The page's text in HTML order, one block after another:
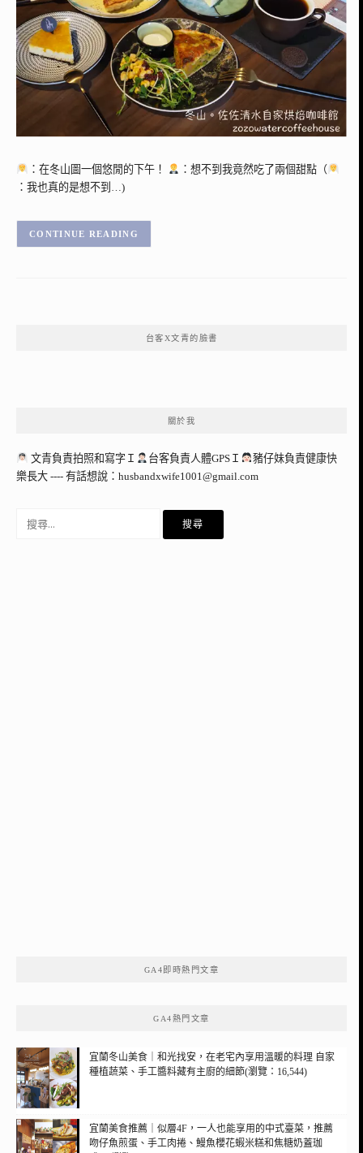
：在冬山圖一個悠閒的下午！
：想不到我竟然吃了兩個甜點（
：我也真的是想不到…)
CONTINUE READING
台客X文青的臉書
關於我
文青負責拍照和寫字Ｉ 台客負責人體GPSＩ
豬仔妹負責健康快
樂長大 ---- 有話想說： husbandxwife1001@gmail.com
GA4即時熱門文章
GA4熱門文章
宜蘭冬山美食｜和光找安，在老宅內享用溫暖的料理 自家
種植蔬菜、手工醬料藏有主廚的細節(瀏覽：16,544)
宜蘭美食推薦｜似層4F，一人也能享用的中式臺菜，推薦
吻仔魚煎蛋、手工肉捲、鰻魚櫻花蝦米糕和焦糖奶蓋珈